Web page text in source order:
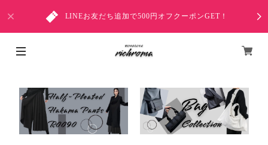
LINEお友だち追加で500円オフクーポンGET！